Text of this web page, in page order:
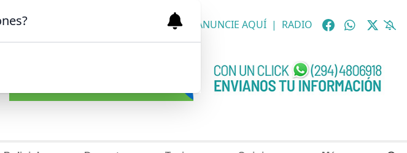
CLASIFICADOS NECROLÓGICAS ANUNCIE AQUÍ | RADIO